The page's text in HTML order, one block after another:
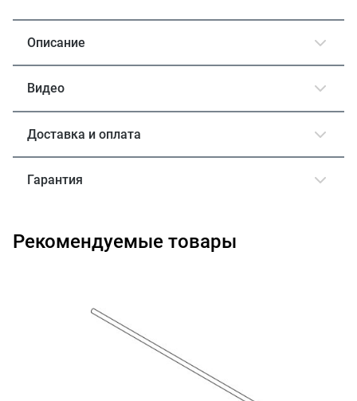
Описание
Видео
Доставка и оплата
Гарантия
Рекомендуемые товары